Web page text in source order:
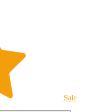
Sale